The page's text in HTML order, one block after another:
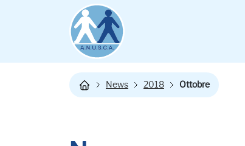
News 2018 Ottobre